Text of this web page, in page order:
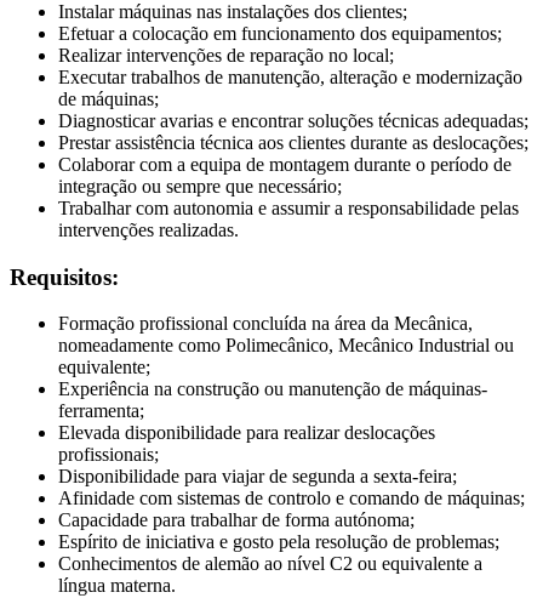
Instalar máquinas nas instalações dos clientes;
Efetuar a colocação em funcionamento dos equipamentos;
Realizar intervenções de reparação no local;
Executar trabalhos de manutenção, alteração e modernização
de máquinas;
Diagnosticar avarias e encontrar soluções técnicas adequadas;
Prestar assistência técnica aos clientes durante as deslocações;
Colaborar com a equipa de montagem durante o período de
integração ou sempre que necessário;
Trabalhar com autonomia e assumir a responsabilidade pelas
intervenções realizadas.
Requisitos:
Formação profissional concluída na área da Mecânica,
nomeadamente como Polimecânico, Mecânico Industrial ou
equivalente;
Experiência na construção ou manutenção de máquinas-
ferramenta;
Elevada disponibilidade para realizar deslocações
profissionais;
Disponibilidade para viajar de segunda a sexta-feira;
Afinidade com sistemas de controlo e comando de máquinas;
Capacidade para trabalhar de forma autónoma;
Espírito de iniciativa e gosto pela resolução de problemas;
Conhecimentos de alemão ao nível C2 ou equivalente a
língua materna.